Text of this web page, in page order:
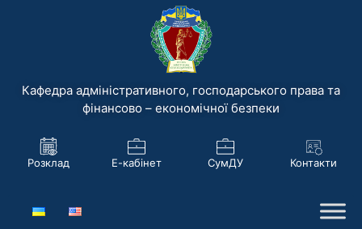
Кафедра адміністративного, господарського права та
фінансово – економічної безпеки
Розклад Е-кабінет СумДУ Контакти